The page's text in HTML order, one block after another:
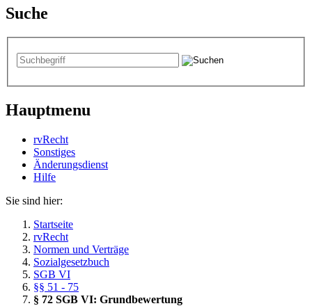
Suche
Hauptmenu
rvRecht
Sonstiges
Änderungsdienst
Hil­fe
Sie sind hier:
Startseite
rvRecht
Normen und Verträge
Sozialgesetzbuch
SGB VI
§§ 51 - 75
§ 72 SGB VI: Grundbewertung